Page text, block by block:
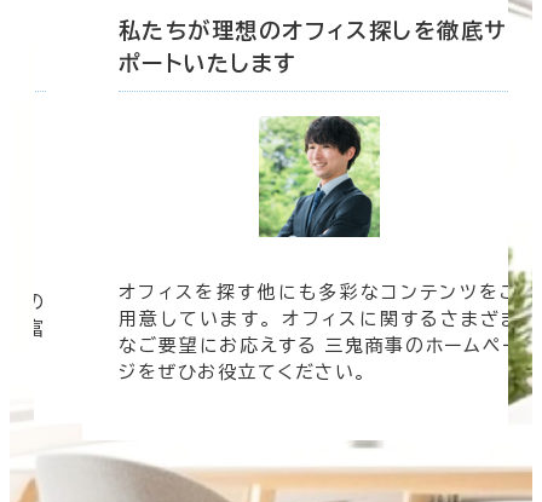
の
豊富
私たちが理想のオフィス探しを徹底サ
ポートいたします
オフィスを探す他にも多彩なコンテンツをご
用意しています。 オフィスに関するさまざま
なご要望にお応えする 三鬼商事のホームペー
ジをぜひお役立てください。